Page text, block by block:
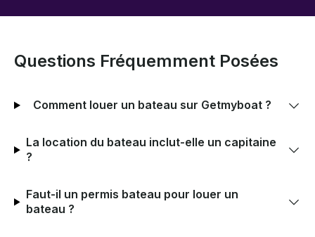
Questions Fréquemment Posées
Comment louer un bateau sur Getmyboat ?
La location du bateau inclut-elle un capitaine
?
Faut-il un permis bateau pour louer un
bateau ?